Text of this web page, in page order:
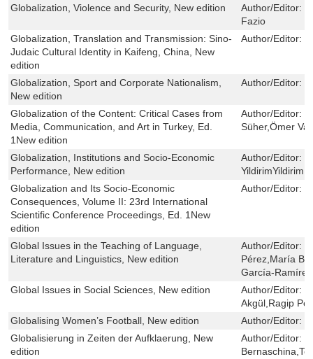
Globalization, Violence and Security, New edition
Author/Editor:
Fazio
Globalization, Translation and Transmission: Sino-
Judaic Cultural Identity in Kaifeng, China, New
edition
Author/Editor:
Globalization, Sport and Corporate Nationalism,
New edition
Author/Editor:
Globalization of the Content: Critical Cases from
Media, Communication, and Art in Turkey, Ed.
1New edition
Author/Editor:
Süher,Ömer
Globalization, Institutions and Socio-Economic
Performance, New edition
Author/Editor:
Globalization and Its Socio-Economic
Consequences, Volume II: 23rd International
Scientific Conference Proceedings, Ed. 1New
edition
Author/Editor:
Global Issues in the Teaching of Language,
Literature and Linguistics, New edition
Author/Editor:
Pérez,María
García-
Global Issues in Social Sciences, New edition
Author/Editor:
Akgül,Ragip
Globalising Women’s Football, New edition
Author/Editor:
Globalisierung in Zeiten der Aufklaerung, New
edition
Author/Editor: